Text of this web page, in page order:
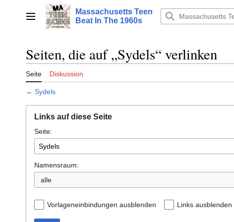
springenHauptmenü
Massachusetts Teen
Beat In The 1960s
Seiten, die auf „Sydels“ verlinken
Seite Diskussion
← Sydels
Links auf diese Seite
Seite:
Namensraum:
alle
Vorlageneinbindungen ausblenden Links ausblenden